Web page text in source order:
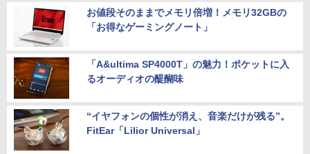
お値段そのままでメモリ倍増！メモリ32GBの
「お得なゲーミングノート」
「A&ultima SP4000T」の魅力！ポケットに入
るオーディオの醍醐味
“イヤフォンの個性が消え、音楽だけが残る”。
FitEar「Lilior Universal」